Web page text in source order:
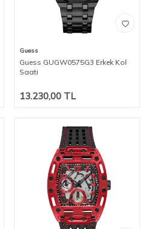
Guess
Guess GUGW0575G3 Erkek Kol
Saati
13.230,00 TL